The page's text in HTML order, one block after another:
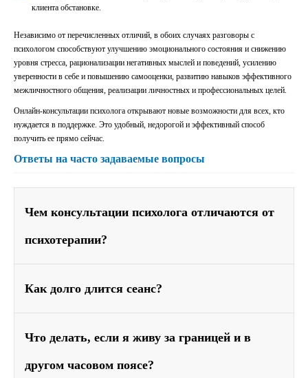
клиента обстановке.
Независимо от перечисленных отличий, в обоих случаях разговоры с
психологом способствуют улучшению эмоционального состояния и снижению
уровня стресса, рационализации негативных мыслей и поведений, усилению
уверенности в себе и повышению самооценки, развитию навыков эффективного
межличностного общения, реализации личностных и профессиональных целей.
Онлайн-консультации психолога открывают новые возможности для всех, кто
нуждается в поддержке. Это удобный, недорогой и эффективный способ
получить ее прямо сейчас.
Ответы на часто задаваемые вопросы
Чем консультации психолога отличаются от
психотерапии?
Как долго длится сеанс?
Что делать, если я живу за границей и в
другом часовом поясе?